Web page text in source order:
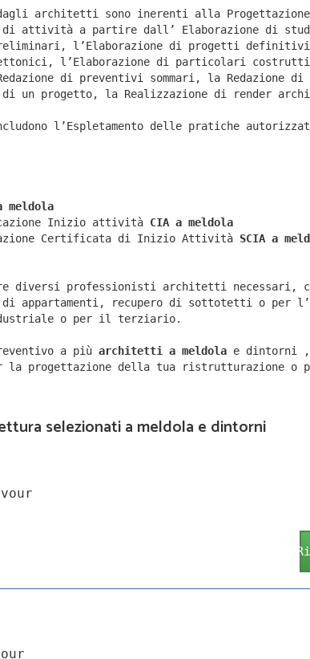
architetti sono inerenti alla
di attività a partire dall’ Elaborazione di
l’Elaborazione di progetti
l’Elaborazione di particolari
di preventivi sommari, la Redazione di
un progetto, la Realizzazione di render
l’Espletamento delle pratiche
meldola
Inizio attività CIA a meldola
Certificata di Inizio Attività SCIA a
diversi professionisti architetti necessari,
appartamenti, recupero di sottotetti o per
o per il terziario.
a più architetti a meldola e dintorni ,
la progettazione della tua ristrutturazione o
selezionati a meldola e dintorni